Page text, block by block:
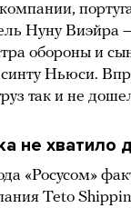
Нуну Виэйра
обороны и
Ньюси.
так и не
не хватило
«Росусом»
Teto